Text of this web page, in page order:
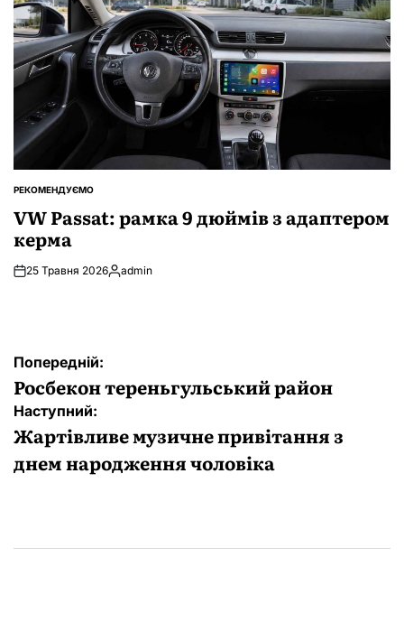
ОПУБЛІКУВАТИ
РЕКОМЕНДУЄМО
VW Passat: рамка 9 дюймів з адаптером
керма
25 Травня 2026Опубліковано
admin
Навігація
записів
Попередній:
Росбекон тереньгульський район
Наступний:
Жартівливе музичне привітання з
днем народження чоловіка